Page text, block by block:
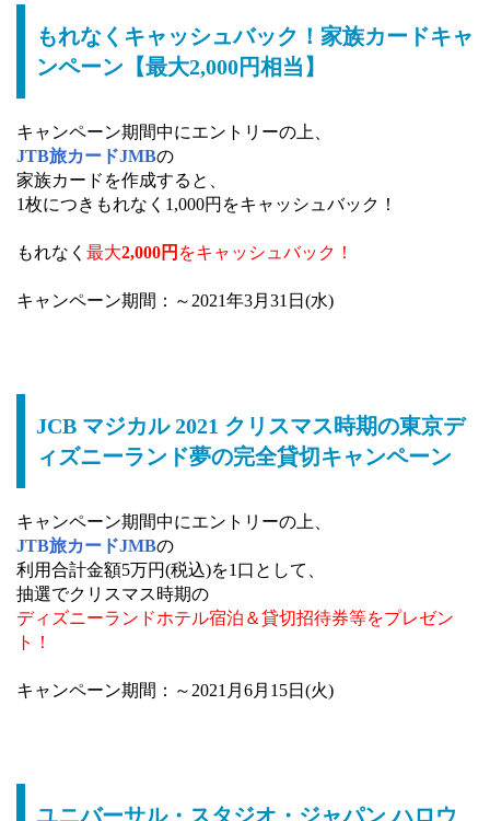
もれなくキャッシュバック！家族カードキャ
ンペーン【最大2,000円相当】
キャンペーン期間中にエントリーの上、
JTB旅カードJMBの
家族カードを作成すると、
1枚につきもれなく1,000円をキャッシュバック！
もれなく 最大2,000円 をキャッシュバック！
キャンペーン期間：～2021年3月31日(水)
JCB マジカル 2021 クリスマス時期の東京デ
ィズニーランド夢の完全貸切キャンペーン
キャンペーン期間中にエントリーの上、
JTB旅カードJMBの
利用合計金額5万円(税込)を1口として、
抽選でクリスマス時期の
ディズニーランドホテル宿泊＆貸切招待券等をプレゼン
ト！
キャンペーン期間：～2021月6月15日(火)
ユニバーサル・スタジオ・ジャパン ハロウ